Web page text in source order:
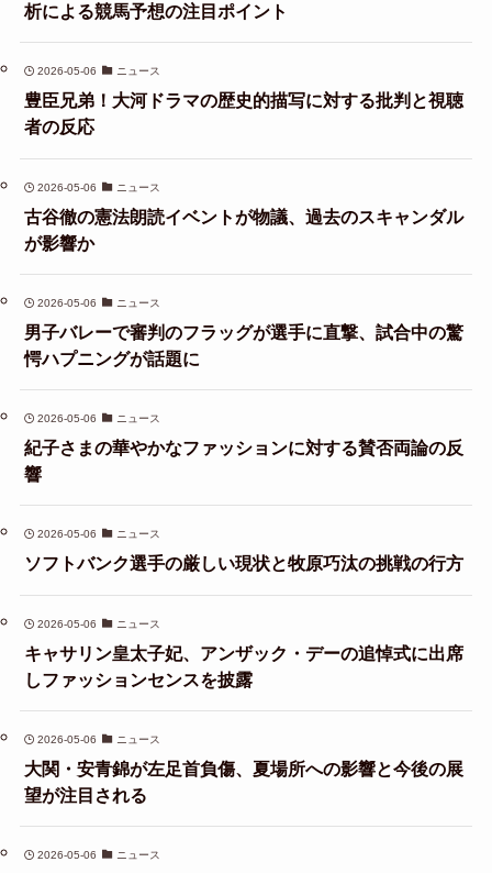
析による競馬予想の注目ポイント
2026-05-06 ニュース
豊臣兄弟！大河ドラマの歴史的描写に対する批判と視聴
者の反応
2026-05-06 ニュース
古谷徹の憲法朗読イベントが物議、過去のスキャンダル
が影響か
2026-05-06 ニュース
男子バレーで審判のフラッグが選手に直撃、試合中の驚
愕ハプニングが話題に
2026-05-06 ニュース
紀子さまの華やかなファッションに対する賛否両論の反
響
2026-05-06 ニュース
ソフトバンク選手の厳しい現状と牧原巧汰の挑戦の行方
2026-05-06 ニュース
キャサリン皇太子妃、アンザック・デーの追悼式に出席
しファッションセンスを披露
2026-05-06 ニュース
大関・安青錦が左足首負傷、夏場所への影響と今後の展
望が注目される
2026-05-06 ニュース